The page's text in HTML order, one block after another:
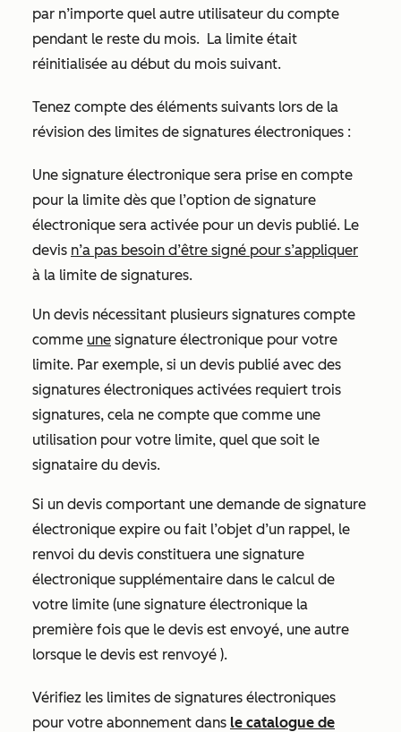
par n’importe quel autre utilisateur du compte
pendant le reste du mois. La limite était
réinitialisée au début du mois suivant.
Tenez compte des éléments suivants lors de la
révision des limites de signatures électroniques :
Une signature électronique sera prise en compte
pour la limite dès que l’option de signature
électronique sera activée pour un devis publié. Le
devis n’a pas besoin d’être signé pour s’appliquer
à la limite de signatures.
Un devis nécessitant plusieurs signatures compte
comme une signature électronique pour votre
limite. Par exemple, si un devis publié avec des
signatures électroniques activées requiert trois
signatures, cela ne compte que comme une
utilisation pour votre limite, quel que soit le
signataire du devis.
Si un devis comportant une demande de signature
électronique expire ou fait l’objet d’un rappel, le
renvoi du devis constituera une signature
électronique supplémentaire dans le calcul de
votre limite (une signature électronique la
première fois que le devis est envoyé, une autre
lorsque le devis est renvoyé ).
Vérifiez les limites de signatures électroniques
pour votre abonnement dans le catalogue de